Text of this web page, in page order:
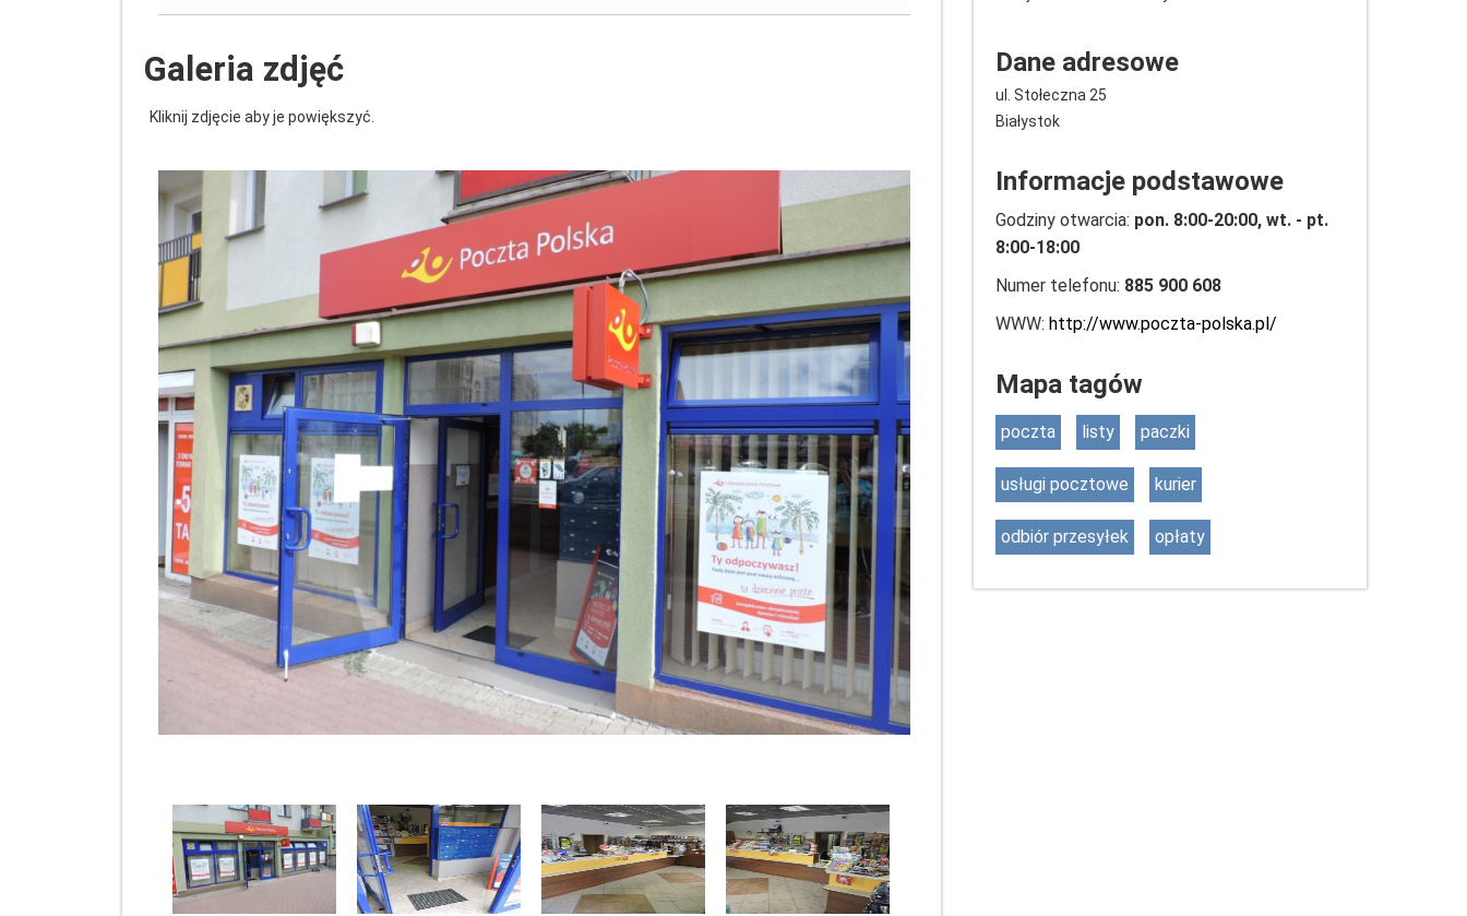
Galeria zdjęć
Kliknij zdjęcie aby je powiększyć.
Dane adresowe
ul. Stołeczna 25
Białystok
Informacje podstawowe
Godziny otwarcia: pon. 8:00-20:00, wt. - pt.
8:00-18:00
Numer telefonu: 885 900 608
WWW: http://www.poczta-polska.pl/
Mapa tagów
poczta listy paczki
usługi pocztowe kurier
odbiór przesyłek opłaty